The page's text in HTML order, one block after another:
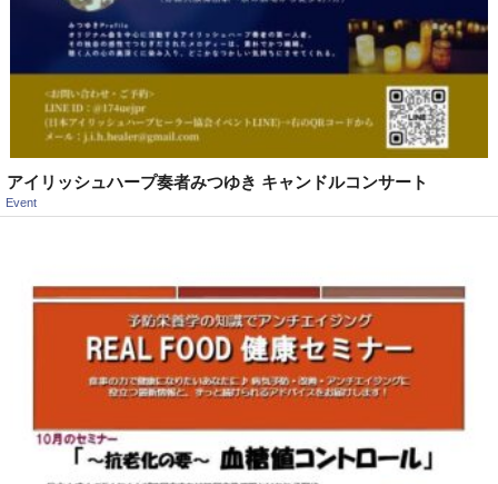
アイリッシュハープ奏者みつゆき キャンドルコンサート
Event